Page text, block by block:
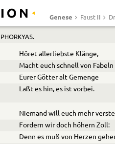
Genese Faust II
scheinen bald innig gerührt. Von hier
vollstimmiger Musik.)
PHORKYAS.
Höret allerliebste Klänge,
Macht euch schnell von
Eurer Götter alt Gemenge
Laßt es hin, es ist vorbei.
Niemand will euch mehr
Fordern wir doch höhern Zoll:
Denn es muß von Herzen